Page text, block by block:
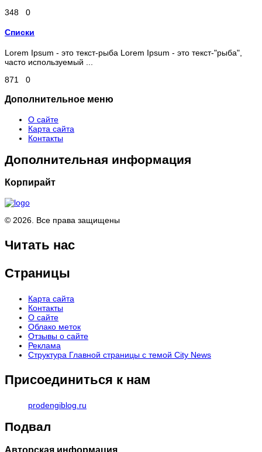
348 0
Списки
Lorem Ipsum - это текст-рыба Lorem Ipsum - это текст-"рыба",
часто используемый ...
871 0
Дополнительное меню
О сайте
Карта сайта
Контакты
Дополнительная информация
Корпирайт
© 2026 . Все права защищены
Читать нас
Страницы
Карта сайта
Контакты
О сайте
Облако меток
Отзывы о сайте
Реклама
Структура Главной страницы с темой City News
Присоединиться к нам
prodengiblog.ru
Подвал
Авторская информация